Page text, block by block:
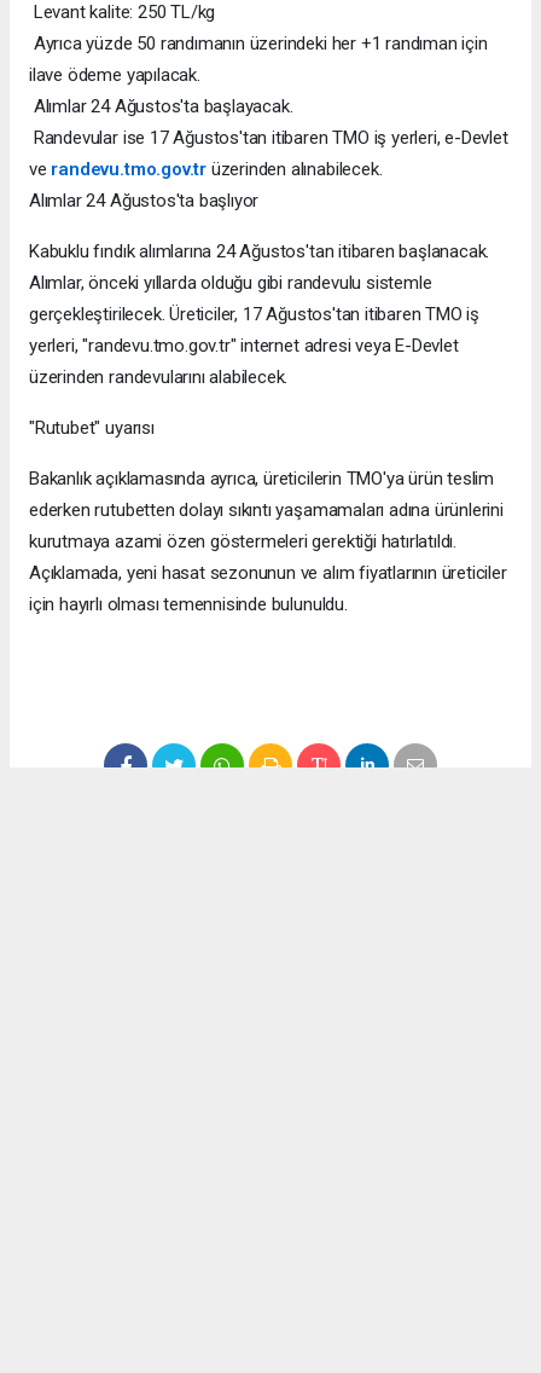
Levant kalite: 250 TL/kg
Ayrıca yüzde 50 randımanın üzerindeki her +1 randıman için
ilave ödeme yapılacak.
Alımlar 24 Ağustos'ta başlayacak.
Randevular ise 17 Ağustos'tan itibaren TMO iş yerleri, e-Devlet
ve randevu.tmo.gov.trüzerinden alınabilecek.
Alımlar 24 Ağustos'ta başlıyor
Kabuklu fındık alımlarına 24 Ağustos'tan itibaren başlanacak.
Alımlar, önceki yıllarda olduğu gibi randevulu sistemle
gerçekleştirilecek. Üreticiler, 17 Ağustos'tan itibaren TMO iş
yerleri, "randevu.tmo.gov.tr" internet adresi veya E-Devlet
üzerinden randevularını alabilecek.
"Rutubet" uyarısı
Bakanlık açıklamasında ayrıca, üreticilerin TMO'ya ürün teslim
ederken rutubetten dolayı sıkıntı yaşamamaları adına ürünlerini
kurutmaya azami özen göstermeleri gerektiği hatırlatıldı.
Açıklamada, yeni hasat sezonunun ve alım fiyatlarının üreticiler
için hayırlı olması temennisinde bulunuldu.